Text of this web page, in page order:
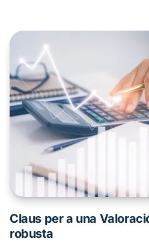
complexitat fiscal, les
les seves estratègies per
compliment normatiu.
Claus per a una
robusta